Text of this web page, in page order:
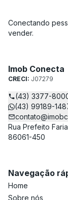
Conectando
vender.
Imob Conecta
CRECI: J07279
(43) 3377-
(43) 99189-
Rua Prefeito
86061-450
Navegação
Home
Sobre nós